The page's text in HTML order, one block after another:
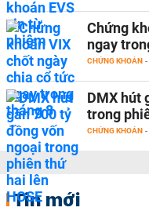
Chứng
ngay
CHỨNG KHOÁN -
DMX hút
trong
CHỨNG KHOÁN -
Tin mới